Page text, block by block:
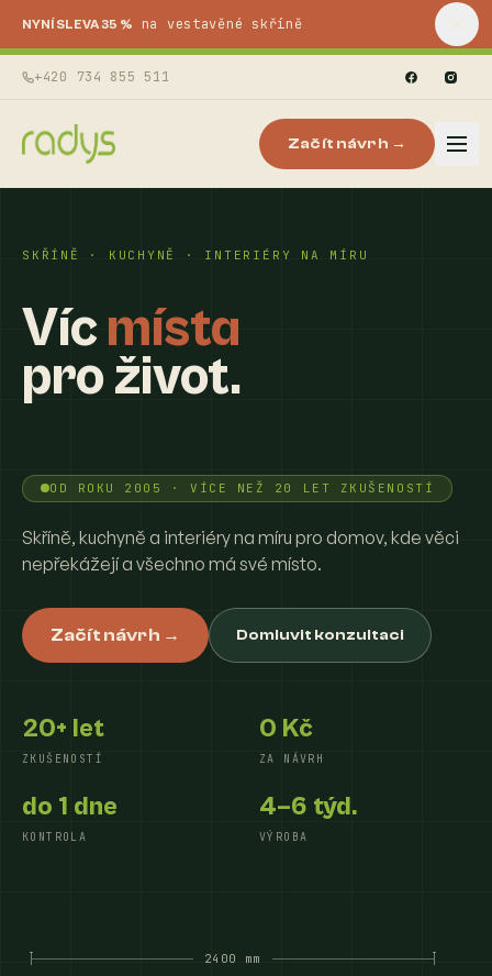
NYNÍ SLEVA 35 % na vestavěné skříně
+420 734 855 511
Začít návrh →
SKŘÍNĚ · KUCHYNĚ · INTERIÉRY NA MÍRU
Vícmísta
pro život.
OD ROKU 2005 · VÍCE NEŽ 20 LET ZKUŠENOSTÍ
Skříně, kuchyně a interiéry na míru pro domov, kde věci
nepřekážejí a všechno má své místo.
Začít návrh → Domluvit konzultaci
20+ let
ZKUŠENOSTÍ
0 Kč
ZA NÁVRH
do 1 dne
KONTROLA
4–6 týd.
VÝROBA
2400 mm